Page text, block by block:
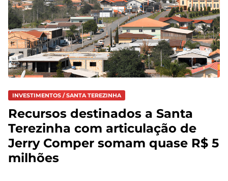
INVESTIMENTOS / SANTA TEREZINHA
Recursos destinados a Santa
Terezinha com articulação de
Jerry Comper somam quase R$ 5
milhões